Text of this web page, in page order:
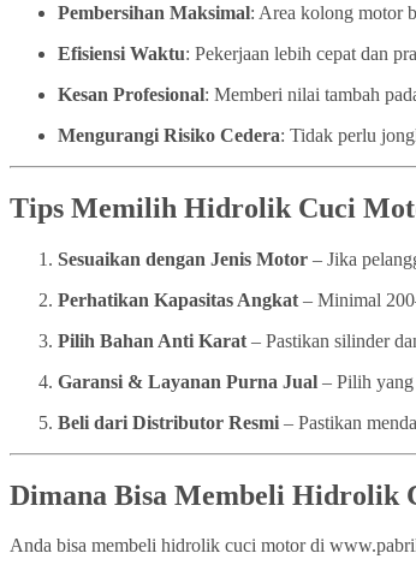
Pembersihan Maksimal: Area kolong motor
Efisiensi Waktu: Pekerjaan lebih cepat dan
Kesan Profesional: Memberi nilai tambah
Mengurangi Risiko Cedera: Tidak perlu
Tips Memilih Hidrolik Cuci
Sesuaikan dengan Jenis Motor – Jika
Perhatikan Kapasitas Angkat – Minimal
Pilih Bahan Anti Karat – Pastikan silinder
Garansi & Layanan Purna Jual – Pilih
Beli dari Distributor Resmi – Pastikan
Dimana Bisa Membeli Hidrolik
Anda bisa membeli hidrolik cuci motor di